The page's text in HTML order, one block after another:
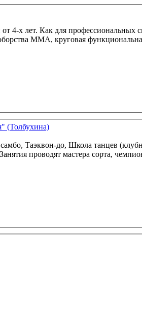
4-х лет. Как для
ММА, круговая
(Толбухина)
Таэквон-до, Школа танцев
йога. Занятия проводят мастера